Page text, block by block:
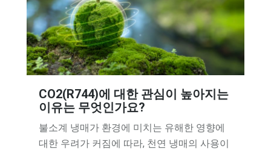
CO2(R744)에 대한 관심이 높아지는
이유는 무엇인가요?
불소계 냉매가 환경에 미치는 유해한 영향에
대한 우려가 커짐에 따라, 천연 냉매의 사용이